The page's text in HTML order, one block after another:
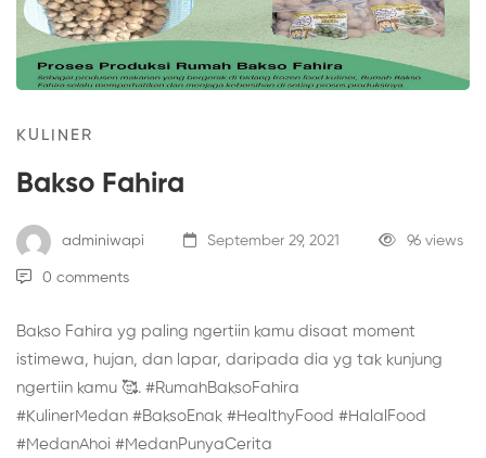
KULINER
Bakso Fahira
adminiwapi September 29, 2021 96 views
0 comments
Bakso Fahira yg paling ngertiin kamu disaat moment
istimewa, hujan, dan lapar, daripada dia yg tak kunjung
ngertiin kamu 🥰. #RumahBaksoFahira
#KulinerMedan #BaksoEnak #HealthyFood #HalalFood
#MedanAhoi #MedanPunyaCerita